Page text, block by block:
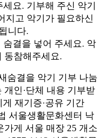
요. 기부해 주신 악기
지고 악기가 필요하신
니다.
결을 넣어 주세요. 악
동참해주세요.